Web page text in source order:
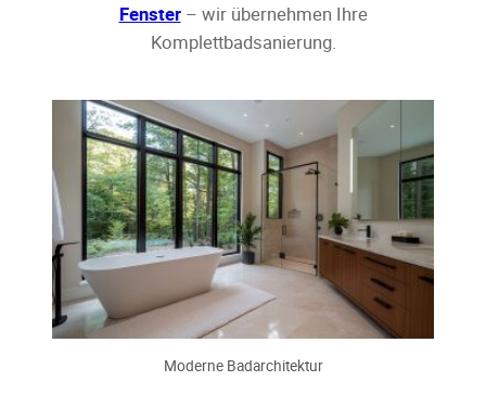
Fenster– wir übernehmen Ihre
Komplettbadsanierung.
Moderne Badarchitektur